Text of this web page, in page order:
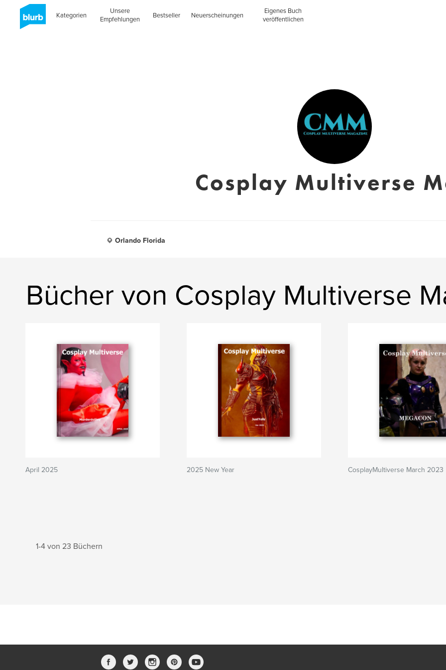
Kategorien
Unsere
Empfehlungen
Bestseller Neuerscheinungen
Eigenes Buch
veröffentlichen
Cosplay Multiverse
Orlando Florida
Bücher von Cosplay Multiverse
April 2025 2025 New Year CosplayMultiverse March 2023
1-4 von 23 Büchern